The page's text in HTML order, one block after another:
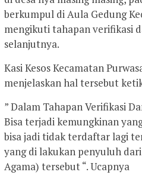
berkumpul di Aula Gedung
mengikuti tahapan verifikasi
selanjutnya.
Kasi Kesos Kecamatan
menjelaskan hal tersebut
” Dalam Tahapan Verifikasi
Bisa terjadi kemungkinan
bisa jadi tidak terdaftar lagi
yang di lakukan penyuluh
Agama) tersebut “. Ucapnya